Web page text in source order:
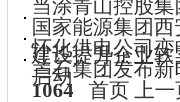
当涂青山控股
国家能源集团
建设提升企业软
怀化供电公司
启动
兰石集团发布
1064
首页 上